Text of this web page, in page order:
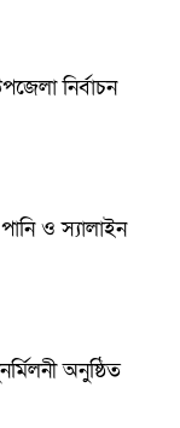
নির্বাচন
ও স্যালাইন
অনুষ্ঠিত